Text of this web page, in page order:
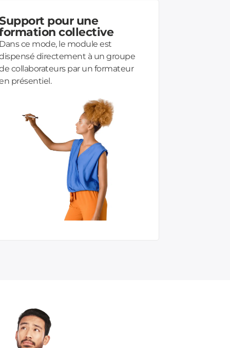
pour une
collective
ce mode, le module est
directement à un groupe
collaborateurs par un formateur
présentiel.